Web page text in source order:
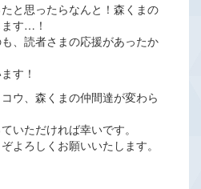
と思ったらなんと！森くまの
す…！
、読者さまの応援があったか
す！
ウ、森くまの仲間達が変わら
いただければ幸いです。
よろしくお願いいたします。